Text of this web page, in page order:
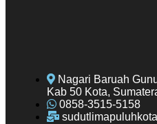
Nagari Baruah
Kab 50 Kota,
0858-3515-5158